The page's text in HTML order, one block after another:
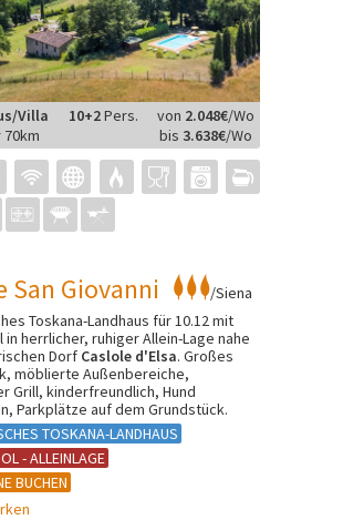
Villa 10+2Pers. von 2.048€/Wo
bis 3.638€/Wo
70km
San Giovanni
/Siena
Toskana-Landhaus für 10.12 mit
in herrlicher, ruhiger Allein-Lage nahe
Dorf Caslole d'Elsa. Großes
möblierte Außenbereiche,
Grill, kinderfreundlich, Hund
Parkplätze auf dem Grundstück.
TOSKANA-LANDHAUS
- ALLEINLAGE
BUCHEN